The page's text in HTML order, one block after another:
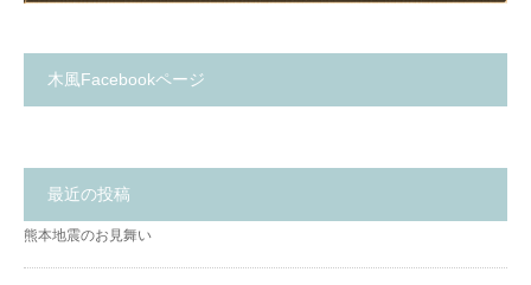
木風Facebookページ
最近の投稿
熊本地震のお見舞い